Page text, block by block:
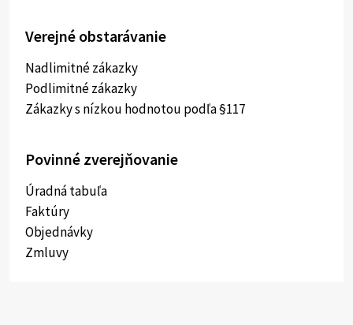
Verejné obstarávanie
Nadlimitné zákazky
Podlimitné zákazky
Zákazky s nízkou hodnotou podľa §117
Povinné zverejňovanie
Úradná tabuľa
Faktúry
Objednávky
Zmluvy